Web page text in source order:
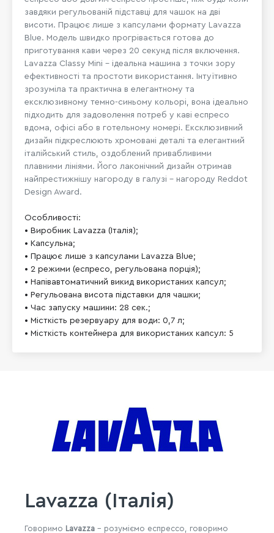
завдяки регульованій підставці для чашок на дві
висоти. Працює лише з капсулами формату Lavazza
Blue. Модель швидко прогрівається готова до
приготування кави через 20 секунд після включення.
Lavazza Classy Mini - ідеальна машина з точки зору
ефективності та простоти використання. Інтуїтивно
зрозуміла та практична в елегантному та
ексклюзивному темно-синьому кольорі, вона ідеально
підходить для задоволення потреб у каві еспресо
вдома, офісі або в готельному номері. Ексклюзивний
дизайн підкреслюють хромовані деталі та елегантний
італійський стиль, оздоблений привабливими
плавними лініями. Його лаконічний дизайн отримав
найпрестижнішу нагороду в галузі – нагороду Reddot
Design Award.
Особливості:
• Виробник Lavazza (Італія);
• Капсульна;
• Працює лише з капсулами Lavazza Blue;
• 2 режими (еспресо, регульована порція);
• Напівавтоматичний викид використаних капсул;
• Регульована висота підставки для чашки;
• Час запуску машини: 28 сек.;
• Місткість резервуару для води: 0,7 л;
Lavazza (Італія)
Говоримо Lavazza - розуміємо еспрессо, говоримо